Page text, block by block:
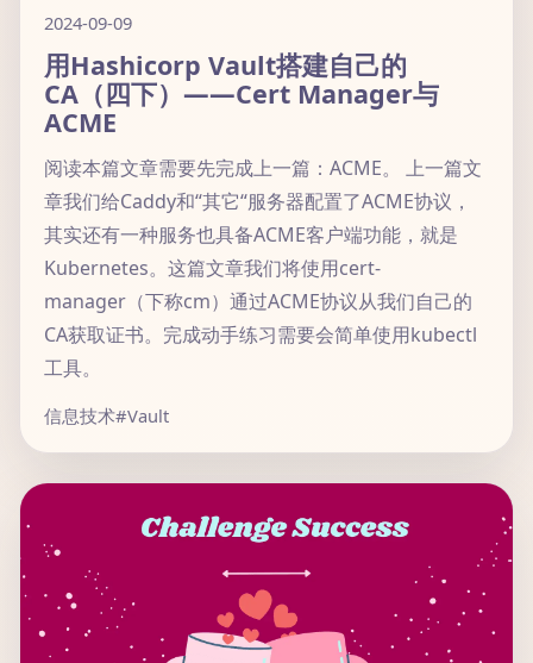
2024-09-09
用Hashicorp Vault搭建自己的
CA（四下）——Cert Manager与
ACME
阅读本篇文章需要先完成上一篇：ACME。 上一篇文
章我们给Caddy和“其它“服务器配置了ACME协议，
其实还有一种服务也具备ACME客户端功能，就是
Kubernetes。这篇文章我们将使用cert-
manager（下称cm）通过ACME协议从我们自己的
CA获取证书。完成动手练习需要会简单使用kubectl
工具。
信息技术#Vault